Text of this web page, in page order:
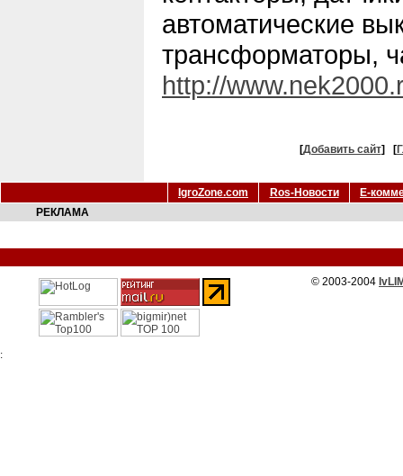
автоматические
трансформаторы,
http://
[Добавить сайт] [
IgroZone.com Ros-Новости
Е-
РЕКЛАМА
© 2003-2004
: